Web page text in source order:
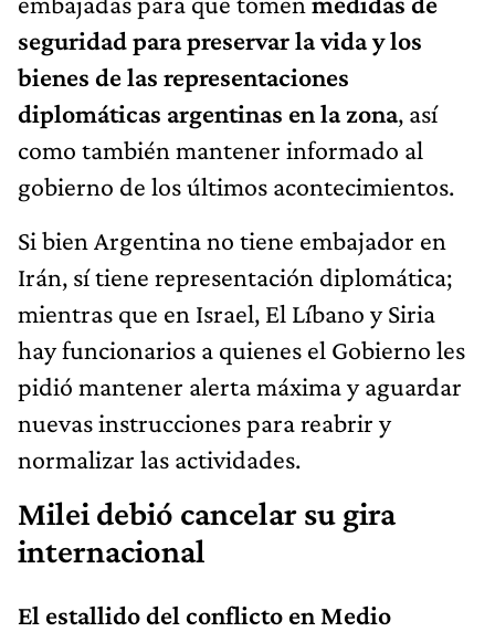
seguridad para preservar la vida y los
bienes de las representaciones
diplomáticas argentinas en la zona, así
como también mantener informado al
gobierno de los últimos acontecimientos.
Si bien Argentina no tiene embajador en
Irán, sí tiene representación diplomática;
mientras que en Israel, El Líbano y Siria
hay funcionarios a quienes el Gobierno les
pidió mantener alerta máxima y aguardar
nuevas instrucciones para reabrir y
normalizar las actividades.
Milei debió cancelar su gira
internacional
El estallido del conflicto en Medio